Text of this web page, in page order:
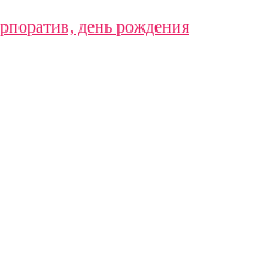
день рождения